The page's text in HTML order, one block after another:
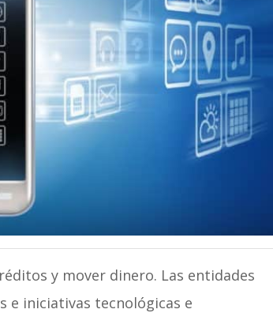
y mover dinero. Las entidades
e iniciativas tecnológicas e
A
E